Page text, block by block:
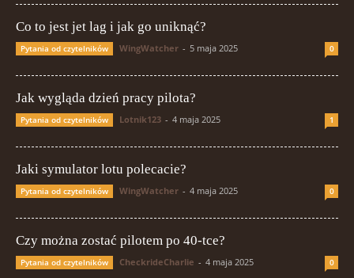
Co to jest jet lag i jak go uniknąć?
Pytania od czytelników WingWatcher - 5 maja 2025 0
Jak wygląda dzień pracy pilota?
Pytania od czytelników Lotnik123 - 4 maja 2025 1
Jaki symulator lotu polecacie?
Pytania od czytelników WingWatcher - 4 maja 2025 0
Czy można zostać pilotem po 40-tce?
Pytania od czytelników CheckrideCharlie - 4 maja 2025 0